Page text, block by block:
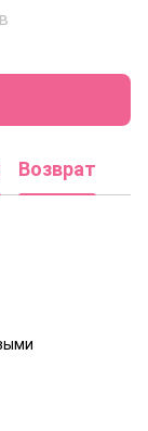
Возврат